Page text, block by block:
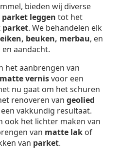
bieden wij diverse
leggen tot het
parket. We behandelen elk
eiken, beuken, merbau, en
aandacht.
het aanbrengen van
matte vernisvoor een
nu gaat om het schuren
renoveren van geolied
vakkundig resultaat.
ook het lichter maken van
van matte lak of
van parket.